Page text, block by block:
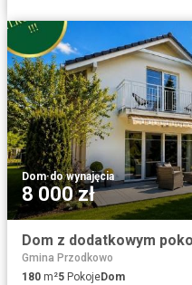
Dom·do wynajęcia
8 000 zł
Gmina Przodkowo
180 m²5 PokojeDom